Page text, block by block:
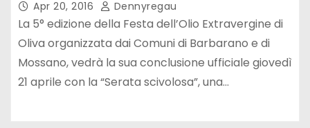
Apr 20, 2016 Dennyregau
La 5° edizione della Festa dell’Olio Extravergine di
Oliva organizzata dai Comuni di Barbarano e di
Mossano, vedrà la sua conclusione ufficiale giovedì
21 aprile con la “Serata scivolosa”, una…